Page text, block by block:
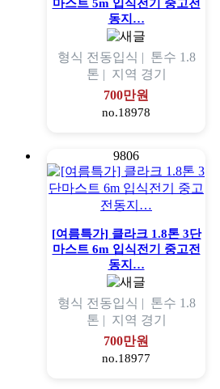
마스트 5m 입식전기 중고전
동지…
형식 전동입식 | 톤수 1.8
톤 | 지역 경기
700만원
no.18978
9806
[여름특가] 클라크 1.8톤 3단
마스트 6m 입식전기 중고전
동지…
형식 전동입식 | 톤수 1.8
톤 | 지역 경기
700만원
no.18977